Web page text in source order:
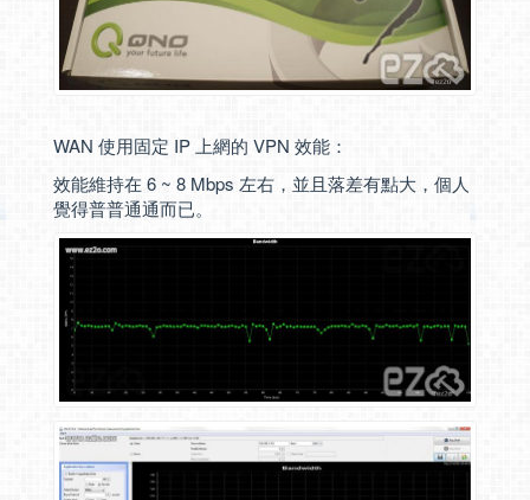
WAN 使用固定 IP 上網的 VPN 效能：
效能維持在 6 ~ 8 Mbps 左右，並且落差有點大，個人
覺得普普通通而已。